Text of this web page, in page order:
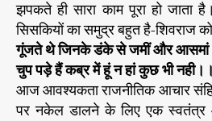
झपकते ही सारा काम पूरा हो जाता
सिसकियों का समुद्र बहुत है-शिवराज
गूंजते थे जिनके डंके से जमीं और
चुप पड़े हैं कब्र में हूं न हां कुछ भी नही।।
आज आवश्यकता राजनीतिक आचार
पर नकेल डालने के लिए एक स्वतंत्र